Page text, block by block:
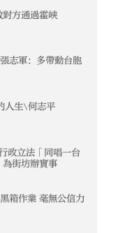
方通過霍峽
志軍：多帶動台胞
人生\何志平
政立法「同唱一台
街坊辦實事
箱作業 毫無公信力